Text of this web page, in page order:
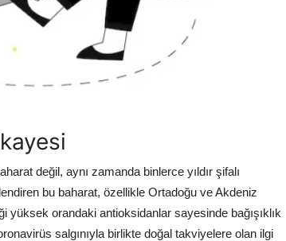
değil, aynı zamanda binlerce yıldır şifalı
bu baharat, özellikle Ortadoğu ve Akdeniz
yüksek orandaki antioksidanlar sayesinde bağışıklık
salgınıyla birlikte doğal takviyelere olan ilgi